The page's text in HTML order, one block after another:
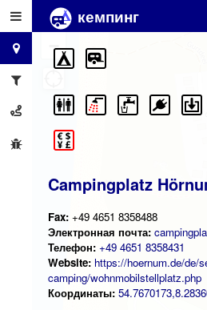
кемпинг
Campingplatz
Fax: +49 4651 8358488
Электронная почта:
Телефон: +49 4651 8358431
Website: https://hoernum.de/de/
camping/wohnmobilstellplatz.php
Координаты:
+
−